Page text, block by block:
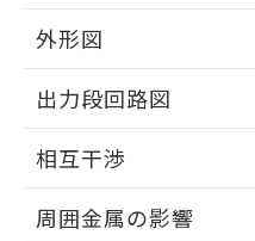
外形図
外形図
出力段回路図
出力段回路図
相互干渉
周囲金属の影響
※当社の共同
の共同利用に
用者の範囲」
とができます。
EU RoHS指令（10
51物質の非含有証明
※本証明書は発行日
ものではありません
また、RoHS指令
物質の対応では、対